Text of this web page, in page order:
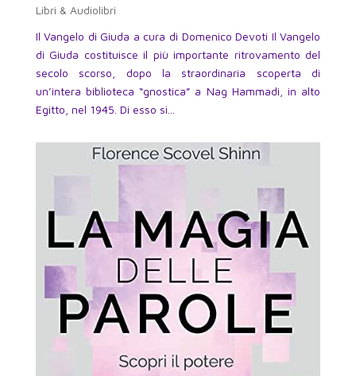
Libri & Audiolibri
Il Vangelo di Giuda a cura di Domenico Devoti Il Vangelo
di Giuda costituisce il più importante ritrovamento del
secolo scorso, dopo la straordinaria scoperta di
un’intera biblioteca “gnostica” a Nag Hammadi, in alto
Egitto, nel 1945. Di esso si...